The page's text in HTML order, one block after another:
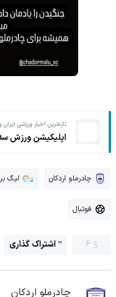
تازه‌ترین اخبار ورزشی
اپلیکیشن ورزش
چادرملو اردکان لیگ
فوتبال
6 اشتراک گذاری
چادرملو اردکان